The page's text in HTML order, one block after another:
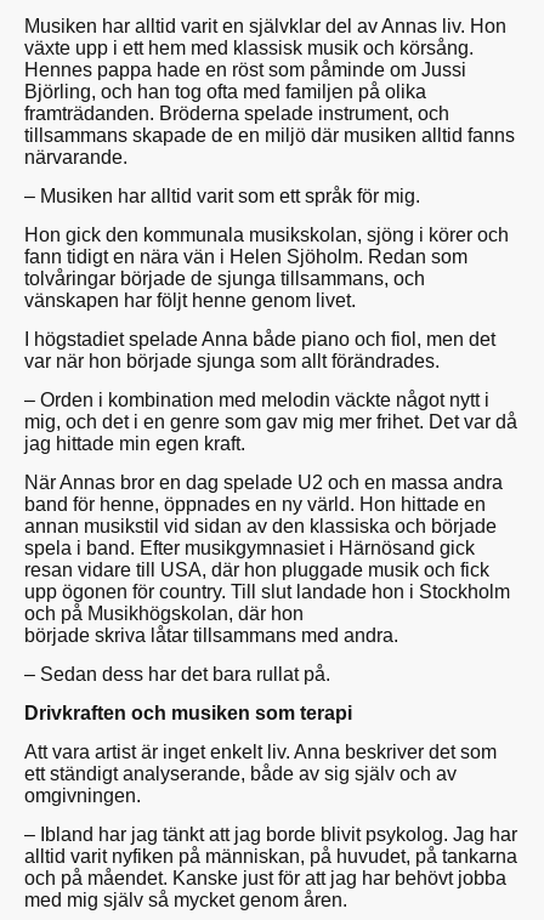
Musiken har alltid varit en självklar del av Annas liv. Hon
växte upp i ett hem med klassisk musik och körsång.
Hennes pappa hade en röst som påminde om Jussi
Björling, och han tog ofta med familjen på olika
framträdanden. Bröderna spelade instrument, och
tillsammans skapade de en miljö där musiken alltid fanns
närvarande.
– Musiken har alltid varit som ett språk för mig.
Hon gick den kommunala musikskolan, sjöng i körer och
fann tidigt en nära vän i Helen Sjöholm. Redan som
tolvåringar började de sjunga tillsammans, och
vänskapen har följt henne genom livet.
I högstadiet spelade Anna både piano och fiol, men det
var när hon började sjunga som allt förändrades.
– Orden i kombination med melodin väckte något nytt i
mig, och det i en genre som gav mig mer frihet. Det var då
jag hittade min egen kraft.
När Annas bror en dag spelade U2 och en massa andra
band för henne, öppnades en ny värld. Hon hittade en
annan musikstil vid sidan av den klassiska och började
spela i band. Efter musikgymnasiet i Härnösand gick
resan vidare till USA, där hon pluggade musik och fick
upp ögonen för country. Till slut landade hon i Stockholm
och på Musikhögskolan, där hon
började skriva låtar tillsammans med andra.
– Sedan dess har det bara rullat på.
Drivkraften och musiken som terapi
Att vara artist är inget enkelt liv. Anna beskriver det som
ett ständigt analyserande, både av sig själv och av
omgivningen.
– Ibland har jag tänkt att jag borde blivit psykolog. Jag har
alltid varit nyfiken på människan, på huvudet, på tankarna
och på måendet. Kanske just för att jag har behövt jobba
med mig själv så mycket genom åren.